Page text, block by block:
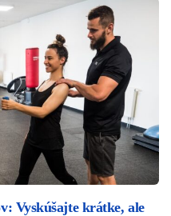
Vyskúšajte krátke, ale